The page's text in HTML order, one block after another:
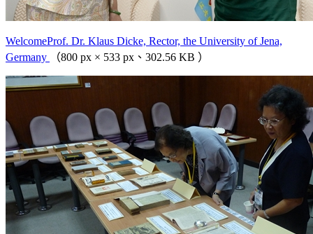
WelcomeProf. Dr. Klaus Dicke, Rector, the University of Jena,
Germany
（800 px × 533 px、302.56 KB ）